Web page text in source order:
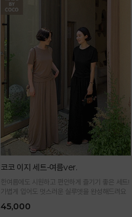
코코 이지 세트-여름ver.
한여름에도 시원하고 편안하게 즐기기 좋은 세트!
가볍게 입어도 멋스러운 실루엣을 완성해드려요
45,000